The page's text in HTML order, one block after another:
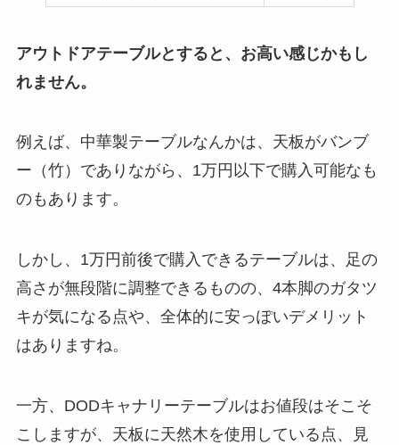
アウトドアテーブルとすると、お高い感じかもし
れません。
例えば、中華製テーブルなんかは、天板がバンブ
ー（竹）でありながら、1万円以下で購入可能なも
のもあります。
しかし、1万円前後で購入できるテーブルは、足の
高さが無段階に調整できるものの、4本脚のガタツ
キが気になる点や、全体的に安っぽいデメリット
はありますね。
一方、DODキャナリーテーブルはお値段はそこそ
こしますが、天板に天然木を使用している点、見